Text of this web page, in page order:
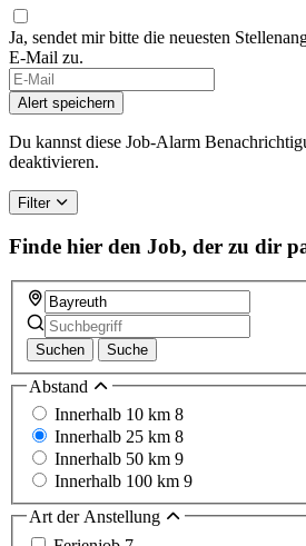
Ja, sendet mir bitte die neuesten
E-Mail zu.
Alert speichern
Du kannst diese Job-Alarm
deaktivieren.
Filter
Finde hier den Job, der zu dir
Suchen Suche
Abstand
Innerhalb 10 km 8
Innerhalb 25 km 8
Innerhalb 50 km 9
Innerhalb 100 km 9
Art der Anstellung